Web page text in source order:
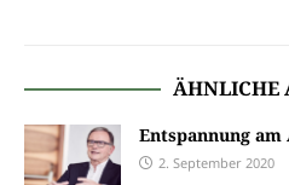
ÄHNLICHE
Entspannung
2. September 2020